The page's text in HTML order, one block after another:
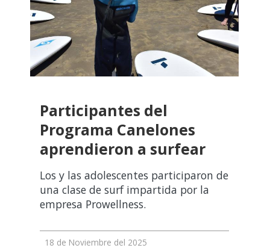
Participantes del
Programa Canelones
aprendieron a surfear
Los y las adolescentes participaron de
una clase de surf impartida por la
empresa Prowellness.
18 de Noviembre del 2025